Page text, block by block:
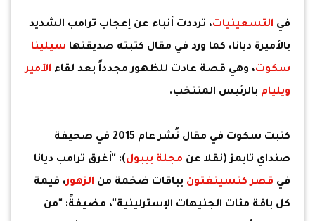
في التسعينيات، ترددت أنباء عن إعجاب ترامب الشديد
بالأميرة ديانا، كما ورد في مقال كتبته صديقتها سيلينا
سكوت، وهي قصة عادت للظهور مجدداً بعد لقاء الأمير
ويليام بالرئيس المنتخب.
كتبت سكوت في مقال نُشر عام 2015 في صحيفة
صنداي تايمز (نقلا عن مجلة بيبول): "أغرق ترامب ديانا
في قصر كنسينغتون بباقات ضخمة من الزهور، قيمة
كل باقة مئات الجنيهات الإسترلينية"، مضيفةً: "من